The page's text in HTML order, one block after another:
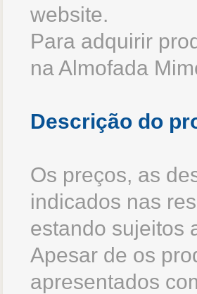
website.
Para adquirir
na Almofada
Descrição do
Os preços, as
indicados nas
estando sujeitos
Apesar de os
apresentados